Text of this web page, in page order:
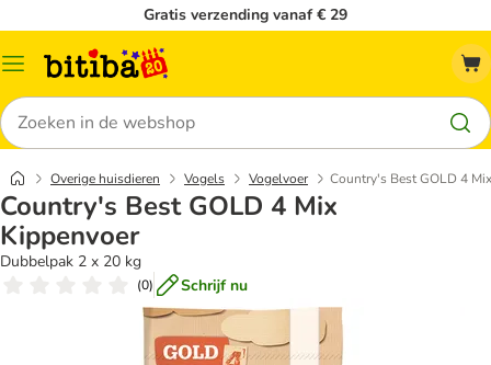
Gratis verzending vanaf € 29
Catalogusmenu
Zoeken
Overige huisdieren Vogels Vogelvoer Country's Best GOLD 4
Country's Best GOLD 4 Mix
Kippenvoer
Dubbelpak 2 x 20 kg
(0) Schrijf nu